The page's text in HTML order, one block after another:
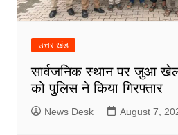
उत्तराखंड
सार्वजनिक स्थान पर जुआ
को पुलिस ने किया गिरफ्तार
News Desk August 7,